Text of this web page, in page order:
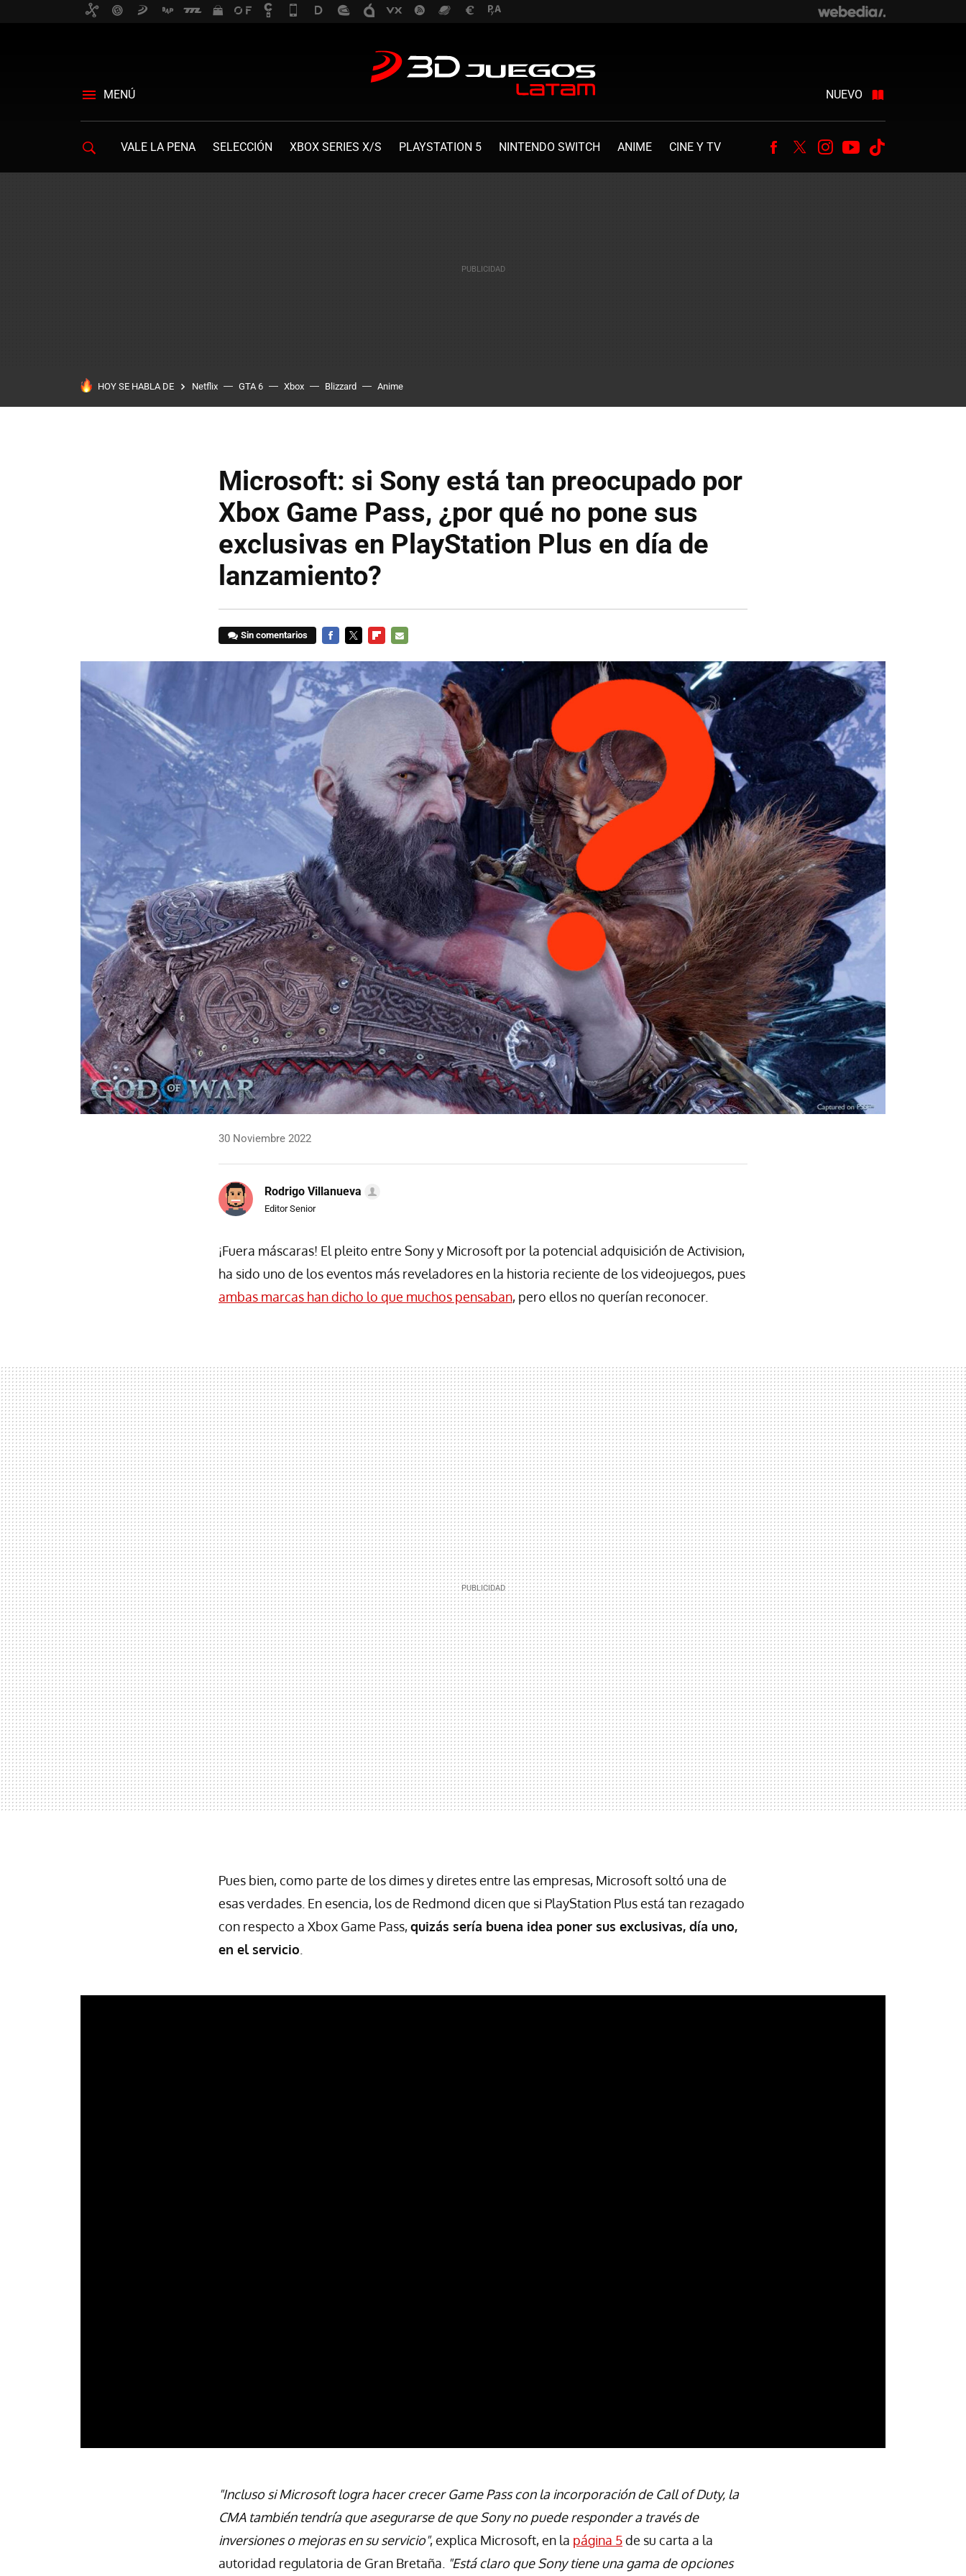
MENÚ NUEVO
VALE LA PENA SELECCIÓN XBOX SERIES X/S PLAYSTATION 5 NINTENDO SWITCH ANIME CINE Y TV Facebook
TwitterInstagram
Youtube
HOY SE HABLA DE Netflix GTA 6 Xbox Blizzard Anime
Microsoft: si Sony está tan preocupado por
Xbox Game Pass, ¿por qué no pone sus
exclusivas en PlayStation Plus en día de
lanzamiento?
Sin comentarios
MAIL
30 Noviembre 2022
Rodrigo Villanueva
Editor Senior
¡Fuera máscaras! El pleito entre Sony y Microsoft por la potencial adquisición de Activision,
ha sido uno de los eventos más reveladores en la historia reciente de los videojuegos, pues
ambas marcas han dicho lo que muchos pensaban, pero ellos no querían reconocer.
Pues bien, como parte de los dimes y diretes entre las empresas, Microsoft soltó una de
esas verdades. En esencia, los de Redmond dicen que si PlayStation Plus está tan rezagado
con respecto a Xbox Game Pass,quizás sería buena idea poner sus exclusivas, día uno,
en el servicio
"Incluso si Microsoft logra hacer crecer Game Pass con la incorporación de Call of Duty, la
CMA también tendría que asegurarse de que Sony no puede responder a través de
inversiones o mejoras en su servicio", explica Microsoft, en la página 5de su carta a la
autoridad regulatoria de Gran Bretaña. "Está claro que Sony tiene una gama de opciones